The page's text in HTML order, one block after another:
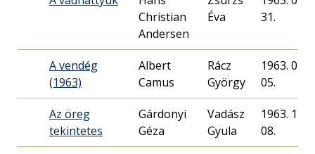
Christian
Andersen
Éva
31.
A vendég
(1963)
Albert
Camus
Rácz
György
1963. 07.
05.
Az öreg
tekintetes
Gárdonyi
Géza
Vadász
Gyula
1963. 11.
08.